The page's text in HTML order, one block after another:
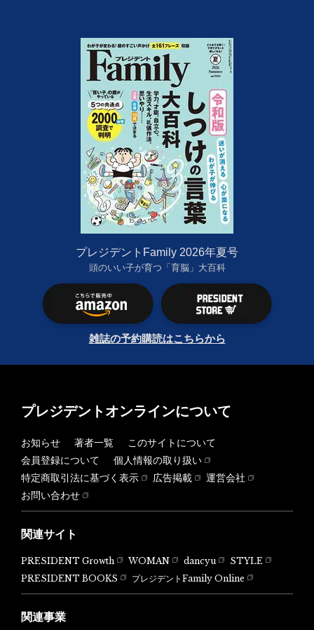
プレジデントFamily 2026年夏号
頭のいい子が育つ「育脳」大百科
雑誌の予約購読はこちらから
プレジデントオンラインについて
お知らせ 著者一覧
このサイトについて
会員登録について
個人情報の取り扱い
特定商取引法に基づく表示
広告掲載
運営会社
お問い合わせ
関連サイト
PRESIDENT Growth WOMAN dancyu
STYLE
PRESIDENT BOOKS
プレジデントFamily Online
関連事業